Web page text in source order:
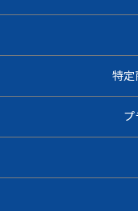
特定
プ